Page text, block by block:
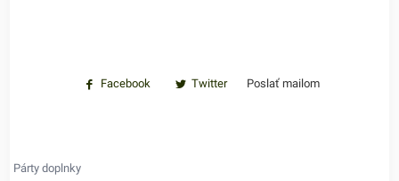
Facebook Twitter Poslať mailom
Párty doplnky